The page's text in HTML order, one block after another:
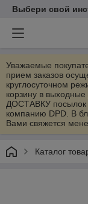
Выбери свой
Уважаемые
прием заказов
круглосуточном
корзину в
ДОСТАВКУ посылок
компанию DPD. В
Вами свяжется
Каталог